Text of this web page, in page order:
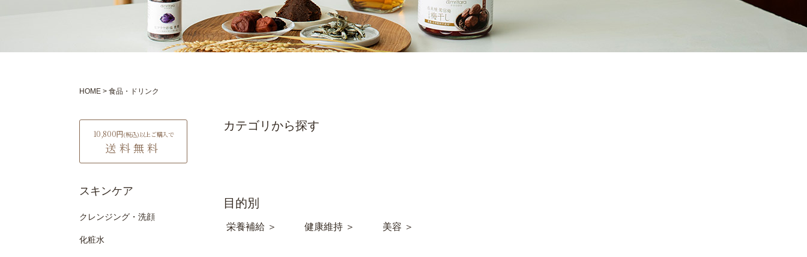
HOME 食品・ドリンク
10,800円(税込)以上ご購入で
送料無料
スキンケア
クレンジング・洗顔
化粧水
目的別
栄養補給 ＞ 健康維持 ＞ 美容 ＞